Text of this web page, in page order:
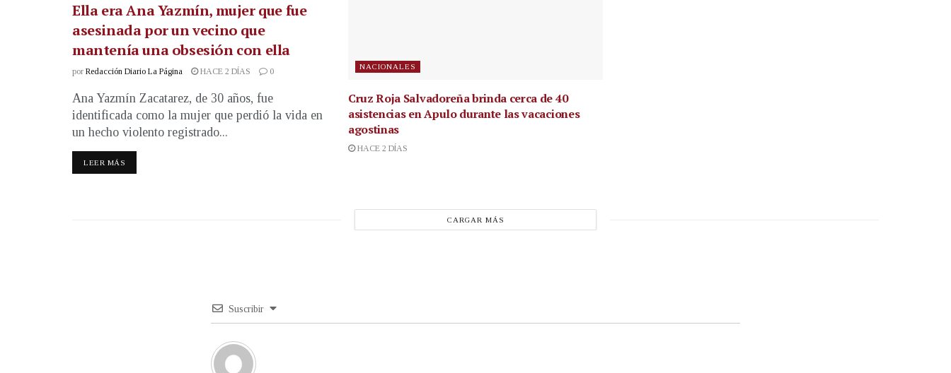
Ella era Ana Yazmín, mujer que fue
asesinada por un vecino que
mantenía una obsesión con ella
por Redacción Diario La Página HACE 2 DÍAS 0
Ana Yazmín Zacatarez, de 30 años, fue
identificada como la mujer que perdió la vida en
un hecho violento registrado...
LEER MÁS
NACIONALES
Cruz Roja Salvadoreña brinda cerca de 40
asistencias en Apulo durante las vacaciones
agostinas
HACE 2 DÍAS
CARGAR MÁS
Suscribir